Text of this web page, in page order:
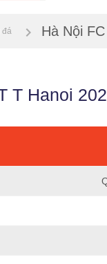
đá Hà Nội FC
T Hanoi